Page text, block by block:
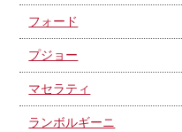
フォード
プジョー
マセラティ
ランボルギーニ